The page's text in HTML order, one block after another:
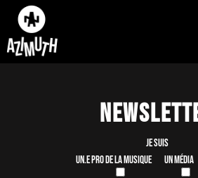
Je suis
Un.e pro de la musique
Un média